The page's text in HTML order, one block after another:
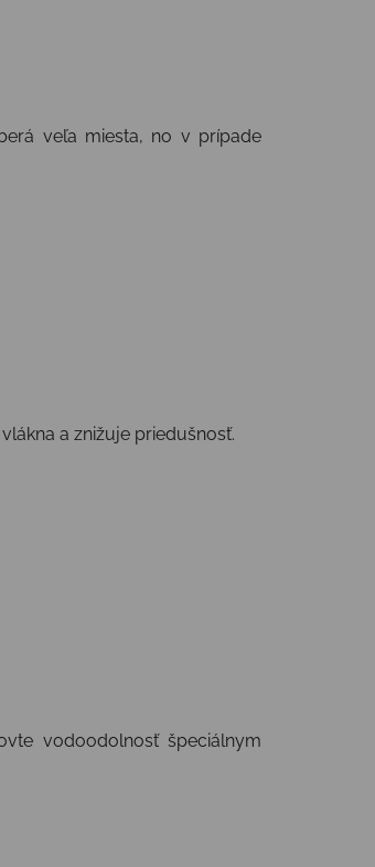
veľa miesta, no v prípade
a znižuje priedušnosť.
vodoodolnosť špeciálnym